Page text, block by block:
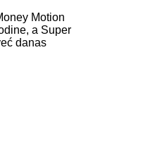
Motion
a Super
danas